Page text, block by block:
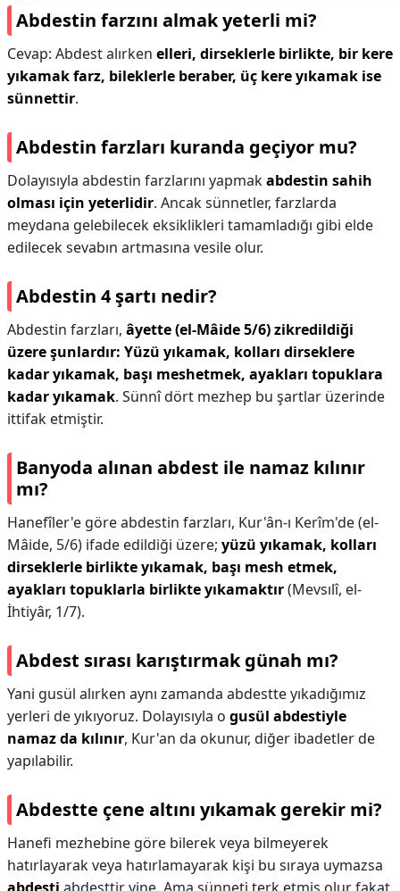
Abdestin farzını almak yeterli mi?
Cevap: Abdest alırken elleri, dirseklerle birlikte, bir kere
yıkamak farz, bileklerle beraber, üç kere yıkamak ise
sünnettir.
Abdestin farzları kuranda geçiyor mu?
Dolayısıyla abdestin farzlarını yapmakabdestin sahih
olması için yeterlidir. Ancak sünnetler, farzlarda
meydana gelebilecek eksiklikleri tamamladığı gibi elde
edilecek sevabın artmasına vesile olur.
Abdestin 4 şartı nedir?
Abdestin farzları, âyette (el-Mâide 5/6) zikredildiği
üzere şunlardır: Yüzü yıkamak, kolları dirseklere
kadar yıkamak, başı meshetmek, ayakları topuklara
kadar yıkamak. Sünnî dört mezhep bu şartlar üzerinde
ittifak etmiştir.
Banyoda alınan abdest ile namaz kılınır
mı?
Hanefîler'e göre abdestin farzları, Kur'ân-ı Kerîm'de (el-
Mâide, 5/6) ifade edildiği üzere; yüzü yıkamak, kolları
dirseklerle birlikte yıkamak, başı mesh etmek,
ayakları topuklarla birlikte yıkamaktır(Mevsılî, el-
İhtiyâr, 1/7).
Abdest sırası karıştırmak günah mı?
Yani gusül alırken aynı zamanda abdestte yıkadığımız
yerleri de yıkıyoruz. Dolayısıyla o gusül abdestiyle
namaz da kılınır, Kur'an da okunur, diğer ibadetler de
yapılabilir.
Abdestte çene altını yıkamak gerekir mi?
Hanefi mezhebine göre bilerek veya bilmeyerek
hatırlayarak veya hatırlamayarak kişi bu sıraya uymazsa